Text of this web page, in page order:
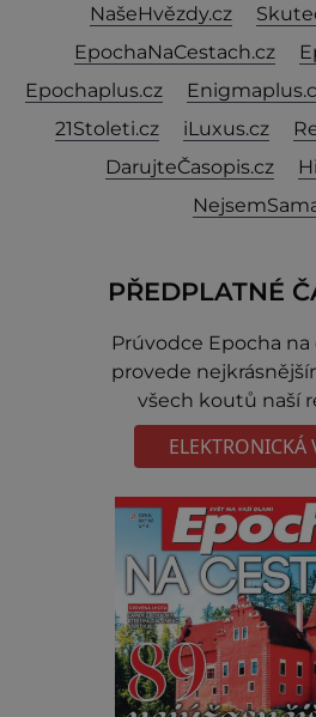
NašeHvězdy.cz
EpochaNaCestach.cz
Epochaplus.cz
21Stoleti.cz
iLuxus.cz
DarujteČasopis.cz
PŘEDPLATNÉ
Prúvodce Epocha na
provede
všech koutů naší
ELEKTRONICKÁ